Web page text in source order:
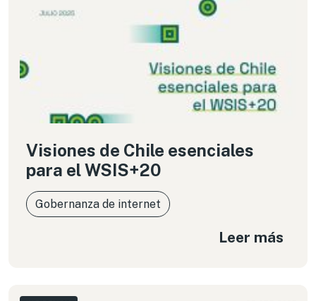
intervención de trolls, poco se habló sobre los
bots y cuáles pueden ser sus efectos, tanto en
procesos electorales como también en debates
de agenda pública nacional.
Visiones de Chile esenciales
para el WSIS+20
Gobernanza de internet
Leer más